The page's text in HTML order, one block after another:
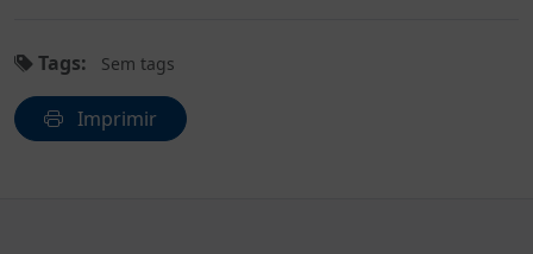
Tags: Sem tags
Imprimir